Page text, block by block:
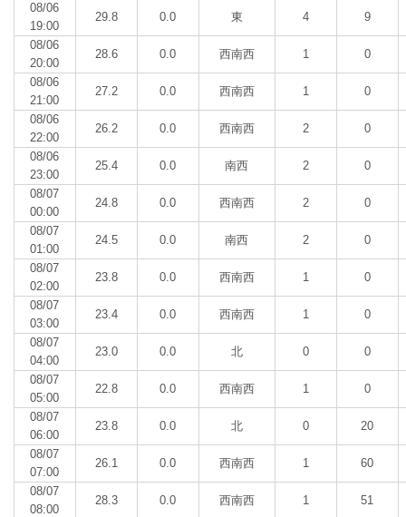
08/06
19:00
29.8 0.0 東 4 9
08/06
20:00
28.6 0.0 西南西 1 0
08/06
21:00
27.2 0.0 西南西 1 0
08/06
22:00
26.2 0.0 西南西 2 0
08/06
23:00
25.4 0.0 南西 2 0
08/07
00:00
24.8 0.0 西南西 2 0
08/07
01:00
24.5 0.0 南西 2 0
08/07
02:00
23.8 0.0 西南西 1 0
08/07
03:00
23.4 0.0 西南西 1 0
08/07
04:00
23.0 0.0 北 0 0
08/07
05:00
22.8 0.0 西南西 1 0
08/07
06:00
23.8 0.0 北 0 20
08/07
07:00
26.1 0.0 西南西 1 60
08/07
08:00
28.3 0.0 西南西 1 51